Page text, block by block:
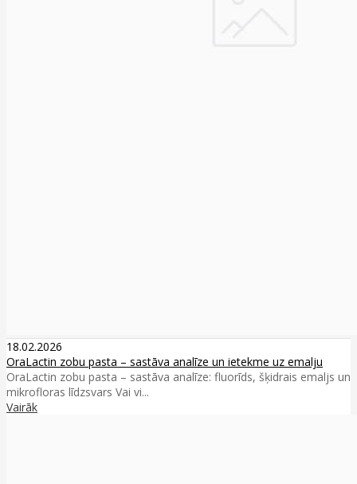
18.02.2026
OraLactin zobu pasta – sastāva analīze un ietekme uz emalju
OraLactin zobu pasta – sastāva analīze: fluorīds, šķidrais emaljs un
mikrofloras līdzsvars Vai vi...
Vairāk